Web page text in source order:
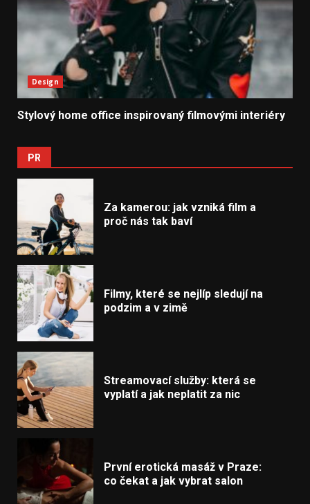
Design
Stylový home office inspirovaný filmovými interiéry
PR
Za kamerou: jak vzniká film a
proč nás tak baví
Filmy, které se nejlíp sledují na
podzim a v zimě
Streamovací služby: která se
vyplatí a jak neplatit za nic
První erotická masáž v Praze:
co čekat a jak vybrat salon